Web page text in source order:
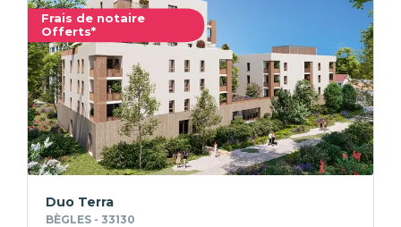
Frais de notaire
Offerts*
Duo Terra
BÈGLES - 33130